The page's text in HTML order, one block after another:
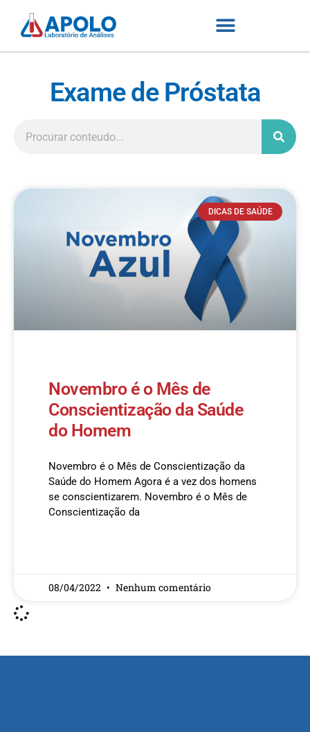
Exame de Próstata
DICAS DE SAÚDE
Novembro é o Mês de
Conscientização da Saúde
do Homem
Novembro é o Mês de Conscientização da
Saúde do Homem Agora é a vez dos homens
se conscientizarem. Novembro é o Mês de
Conscientização da
08/04/2022 Nenhum comentário